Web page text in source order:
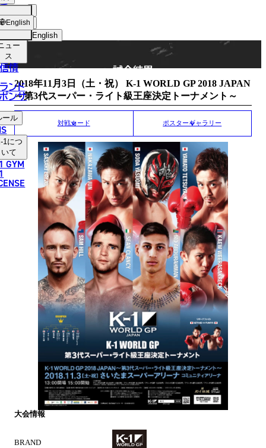
English
한국어
中文（繁體）
ไทย
العربية
ョッ
プ
ュー
ス
情
ンド
ンサ
ール
1につ
いて
GYM
English MATCH RESULT
試合結果
2018年11月3日（土・祝） K-1 WORLD GP 2018 JAPAN
～第3代スーパー・ライト級王座決定トーナメント～
対戦カード ポスターギャラリー
大会情報
BRAND